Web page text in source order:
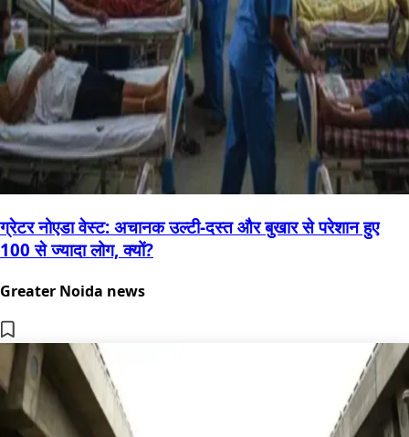
ग्रेटर नोएडा वेस्ट: अचानक उल्टी-दस्त और बुखार से परेशान हुए
100 से ज्यादा लोग, क्यों?
Greater Noida news